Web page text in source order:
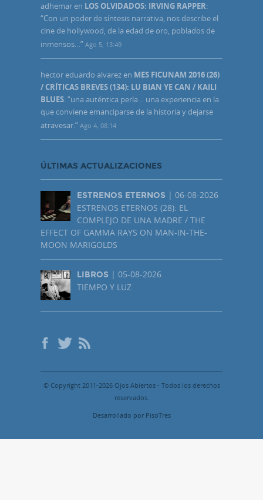
adhemar en LOS OLVIDADOS: IRVING RAPPER:
“Con un poder de síntesis narrativa, nos describe el
cine de hollywood, de la edad de oro, poblados de
inmensos…” Ago 5, 13:49
hector eduardo alvarez en MES FICUNAM 2016 (26)
/ CRÍTICAS BREVES (134): LU BIAN YE CAN / KAILI
BLUES: “una auténtica perla… una experiencia en la
que conviene emanciparse de la historia y dejarse
atravesar.” Ago 4, 08:14
ÚLTIMAS ACTUALIZACIONES
ESTRENOS ETERNOS | 06-08-2026
ESTRENOS ETERNOS (28): EL
COMPLEJO DE UNA MADRE / THE
EFFECT OF GAMMA RAYS ON MAN-IN-THE-
MOON MARIGOLDS
LIBROS | 05-08-2026
TIEMPO Y LUZ
© Copyright 2011-2026 Ojos Abiertos - Todos los derechos
reservados.
Desarrollado por PisoTres